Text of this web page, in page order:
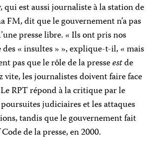
qui est aussi journaliste à la station de
FM, dit que le gouvernement n’a pas
presse libre. « Ils ont pris nos
« insultes » », explique-t-il, « mais
pas que le rôle de la presseestde
vite, les journalistes doivent faire face
RPT répond à la critique par le
judiciaires et les attaques
tandis que le gouvernement fait
de la presse, en 2000.